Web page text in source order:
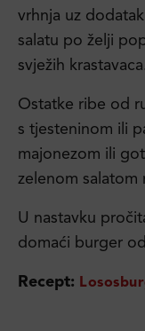
vrhnja uz
salatu po želji
svježih
Ostatke ribe od
s tjesteninom ili
majonezom ili
zelenom salatom
U nastavku
domaći burger
Recept: